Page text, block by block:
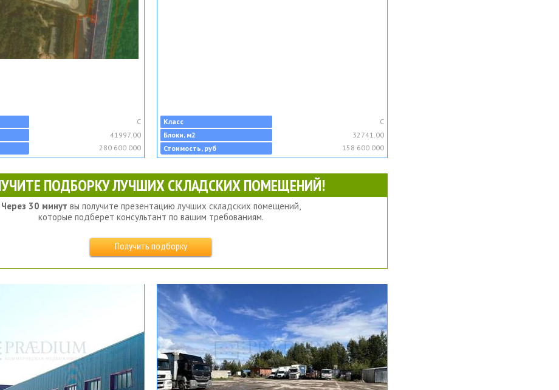
C
41997.00
280 600 000
Класс
C
Блоки, м2
32741.00
Стоимость, руб
158 600 000
ПОДБОРКУ ЛУЧШИХ СКЛАДСКИХ ПОМЕЩЕНИЙ!
Через 30 минут вы получите презентацию лучших складских помещений,
которые подберет консультант по вашим требованиям.
Получить подборку